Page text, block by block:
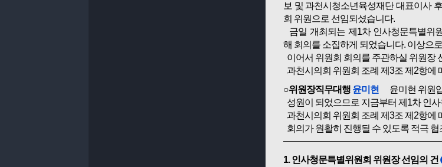
보 및 과천시청소년육성재단 대표이사
회 위원으로 선임되셨습니다.
금일 개최되는 제1차 인사청문특별위
해 회의를 소집하게 되었습니다. 이상으
이어서 위원회 회의를 주관하실 위원장
과천시의회 위원회 조례 제3조 제2항에
○위원장직무대행 윤미현
윤미현 위원
성원이 되었으므로 지금부터 제1차 인
과천시의회 위원회 조례 제3조 제2항에
회의가 원활히 진행될 수 있도록 적극
1. 인사청문특별위원회 위원장 선임의 건